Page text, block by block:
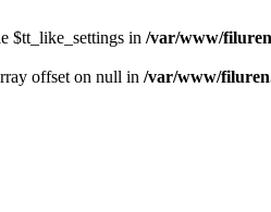
$tt_like_settings in /var/www/
offset on null in /var/www/